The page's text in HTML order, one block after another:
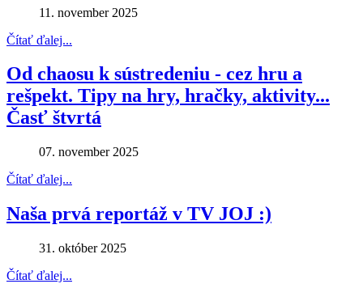
11. november 2025
Čítať ďalej...
Od chaosu k sústredeniu - cez hru a
rešpekt. Tipy na hry, hračky, aktivity...
Časť štvrtá
07. november 2025
Čítať ďalej...
Naša prvá reportáž v TV JOJ :)
31. október 2025
Čítať ďalej...